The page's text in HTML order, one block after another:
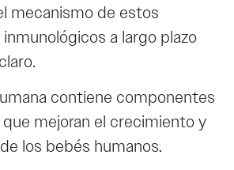
mecanismo de estos
a largo plazo
contiene componentes
mejoran el crecimiento y
los bebés humanos.